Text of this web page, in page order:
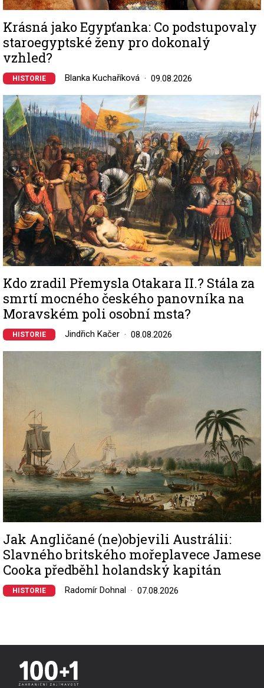
Krásná jako Egypťanka: Co podstupovaly
staroegyptské ženy pro dokonalý
vzhled?
HISTORIE Blanka Kuchaříková 09.08.2026
Image
Kdo zradil Přemysla Otakara II.? Stála za
smrtí mocného českého panovníka na
Moravském poli osobní msta?
HISTORIE Jindřich Kačer 08.08.2026
Jak Angličané (ne)objevili Austrálii:
Slavného britského mořeplavece Jamese
Cooka předběhl holandský kapitán
HISTORIE Radomír Dohnal 07.08.2026